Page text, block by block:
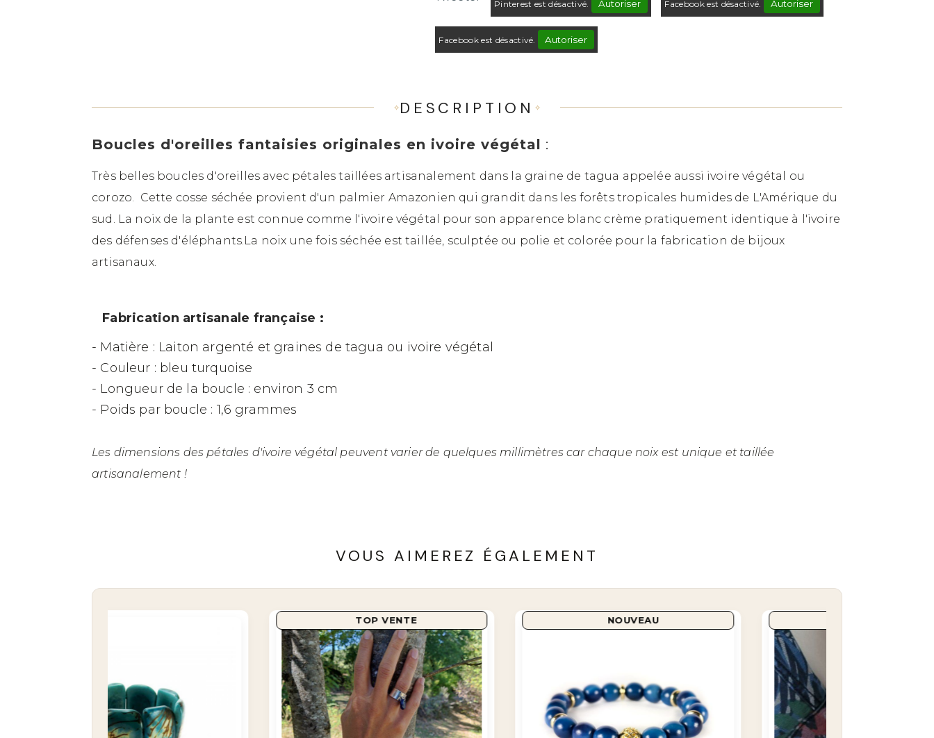
Pinterest est désactivé. Autoriser Facebook est désactivé. Autoriser
Facebook est désactivé. Autoriser
DESCRIPTION
Boucles d'oreilles fantaisies originales en ivoire végétal :
Très belles boucles d'oreilles avec pétales taillées artisanalement dans la graine de tagua appelée aussi ivoire végétal ou
corozo. Cette cosse séchée provient d'un palmier Amazonien qui grandit dans les forêts tropicales humides de L'Amérique du
sud. La noix de la plante est connue comme l'ivoire végétal pour son apparence blanc crème pratiquement identique à l'ivoire
des défenses d'éléphants.La noix une fois séchée est taillée, sculptée ou polie et colorée pour la fabrication de bijoux
artisanaux.
Fabrication artisanale française :
- Matière : Laiton argenté et graines de tagua ou ivoire végétal
- Couleur : bleu turquoise
- Longueur de la boucle : environ 3 cm
- Poids par boucle : 1,6 grammes
Les dimensions des pétales d'ivoire végétal peuvent varier de quelques millimètres car chaque noix est unique et taillée
artisanalement !
VOUS AIMEREZ ÉGALEMENT